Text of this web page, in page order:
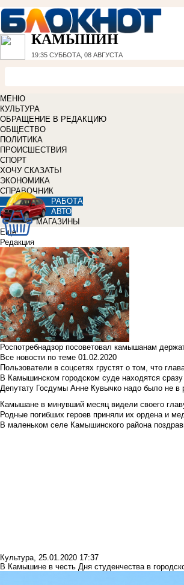
КАМЫШИН
19:35 СУББОТА, 08 АВГУСТА
МЕНЮ
КУЛЬТУРА
ОБРАЩЕНИЕ В РЕДАКЦИЮ
ОБЩЕСТВО
ПОЛИТИКА
ПРОИСШЕСТВИЯ
СПОРТ
ХОЧУ СКАЗАТЬ!
ЭКОНОМИКА
СПРАВОЧНИК
РАБОТА
АВТО
МАГАЗИНЫ
Еще
Редакция
Роспотребнадзор посоветовал камышанам
Все новости по теме 01.02.2020
Пользователи в соцсетях грустят о том, что
В Камышинском городском суде находятся
Депутату Госдумы Анне Кувычко надо было не в
Камышане в минувший месяц видели своего
Родные погибших героев приняли их ордена и
В маленьком селе Камышинского района
Культура, 25.01.2020 17:37
В Камышине в честь Дня студенчества в